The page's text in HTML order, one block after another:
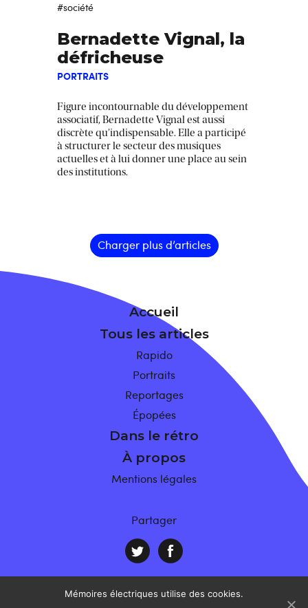
#société
Bernadette Vignal, la
défricheuse
PORTRAITS
Figure incontournable du développement
associatif, Bernadette Vignal est aussi
discrète qu’indispensable. Elle a participé
à structurer le secteur des musiques
actuelles et à lui donner une place au sein
des institutions.
Charger plus d’articles
Accueil
Tous les articles
Rapido
Portraits
Reportages
Épopées
Dans le rétro
À propos
Mentions légales
Partager
Mémoires électriques utilise des cookies.